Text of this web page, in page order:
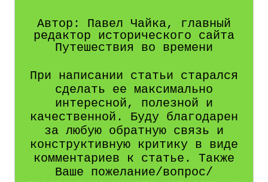
Автор: Павел Чайка, главный
редактор исторического сайта
Путешествия во времени
При написании статьи старался
сделать ее максимально
интересной, полезной и
качественной. Буду благодарен
за любую обратную связь и
конструктивную критику в виде
комментариев к статье. Также
Ваше пожелание/вопрос/